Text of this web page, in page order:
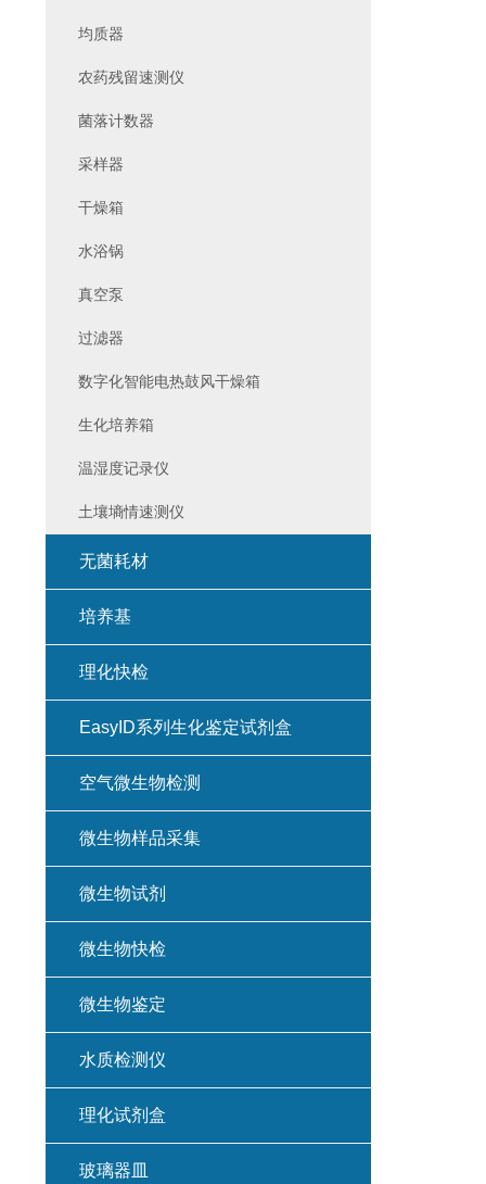
均质器
农药残留速测仪
菌落计数器
采样器
干燥箱
水浴锅
真空泵
过滤器
数字化智能电热鼓风干燥箱
生化培养箱
温湿度记录仪
土壤墒情速测仪
无菌耗材
培养基
理化快检
EasyID系列生化鉴定试剂盒
空气微生物检测
微生物样品采集
微生物试剂
微生物快检
微生物鉴定
水质检测仪
理化试剂盒
玻璃器皿